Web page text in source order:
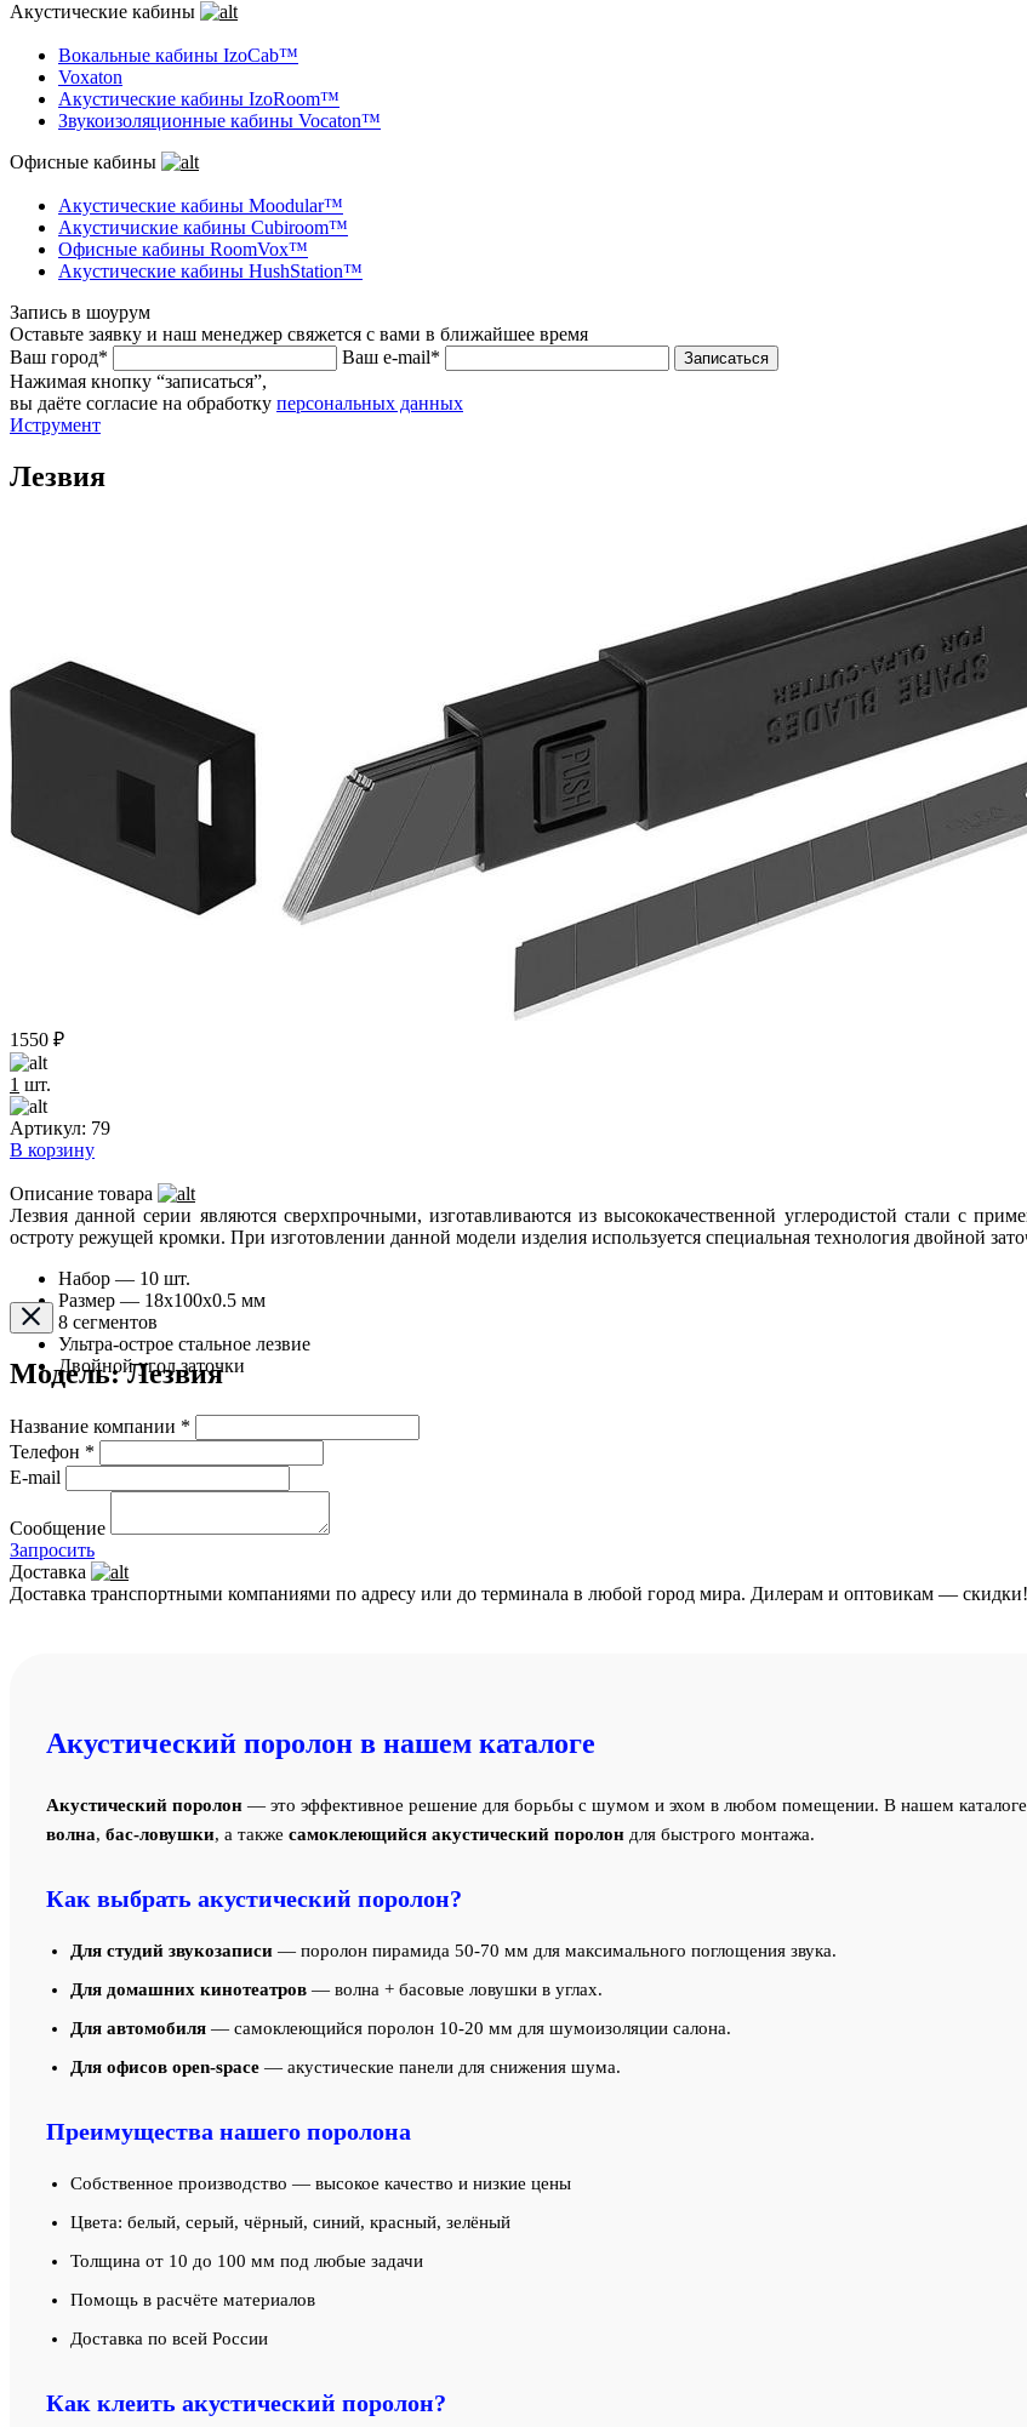
Акустические кабины
Вокальные кабины IzoCab™
Voxaton
Акустические кабины IzoRoom™
Звукоизоляционные кабины Vocaton™
Офисные кабины
Акустические кабины Moodular™
Акустичиские кабины Cubiroom™
Офисные кабины RoomVox™
Акустические кабины HushStation™
Запись в шоурум
Оставьте заявку и наш менеджер свяжется с вами в ближайшее время
Ваш город*
Ваш e-mail* Записаться
Нажимая кнопку “записаться”,
вы даёте согласие на обработку персональных данных
Иструмент
Лезвия
1550 ₽
1 шт.
Артикул: 79
В корзину
Описание товара
Лезвия данной серии являются сверхпрочными, изготавливаются из высококачественной углеродистой стали с
остроту режущей кромки. При изготовлении данной модели изделия используется специальная технология двойной
Набор — 10 шт.
Размер — 18х100х0.5 мм
8 сегментов
Ультра-острое стальное лезвие
Двойной угол заточки
Модель: Лезвия
Название компании *
Телефон *
E-mail
Сообщение
Запросить
Доставка
Доставка транспортными компаниями по адресу или до терминала в любой город мира. Дилерам и оптовикам — скидки!
Акустический поролон в нашем каталоге
Акустический поролон — это эффективное решение для борьбы с шумом и эхом в любом помещении. В нашем каталоге
волна, бас-ловушки, а также самоклеющийся акустический поролон для быстрого монтажа.
Как выбрать акустический поролон?
Для студий звукозаписи — поролон пирамида 50-70 мм для максимального поглощения звука.
Для домашних кинотеатров — волна + басовые ловушки в углах.
Для автомобиля — самоклеющийся поролон 10-20 мм для шумоизоляции салона.
Для офисов open-space — акустические панели для снижения шума.
Преимущества нашего поролона
Собственное производство — высокое качество и низкие цены
Цвета: белый, серый, чёрный, синий, красный, зелёный
Толщина от 10 до 100 мм под любые задачи
Помощь в расчёте материалов
Доставка по всей России
Как клеить акустический поролон?